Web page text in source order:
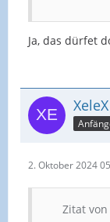
Ja, das dürfet
XeleX
2. Oktober 2024
Zitat von